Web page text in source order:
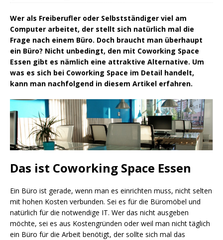
Wer als Freiberufler oder Selbstständiger viel am
Computer arbeitet, der stellt sich natürlich mal die
Frage nach einem Büro. Doch braucht man überhaupt
ein Büro? Nicht unbedingt, den mit Coworking Space
Essen gibt es nämlich eine attraktive Alternative. Um
was es sich bei Coworking Space im Detail handelt,
kann man nachfolgend in diesem Artikel erfahren.
Das ist Coworking Space Essen
Ein Büro ist gerade, wenn man es einrichten muss, nicht selten
mit hohen Kosten verbunden. Sei es für die Büromöbel und
natürlich für die notwendige IT. Wer das nicht ausgeben
möchte, sei es aus Kostengründen oder weil man nicht täglich
ein Büro für die Arbeit benötigt, der sollte sich mal das